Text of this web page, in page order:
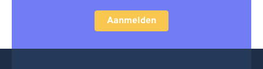
Aanmelden